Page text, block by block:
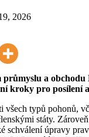
2026
kroky pro
všech typů pohonů,
státy.
schválení úpravy